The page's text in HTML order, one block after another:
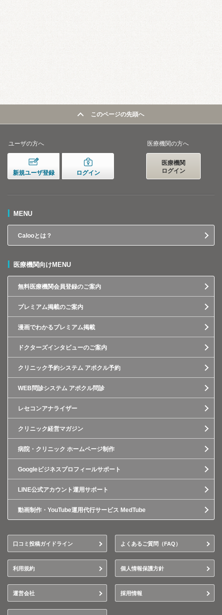
このページの先頭へ
ユーザの方へ
新規ユーザ登録 ログイン
医療機関の方へ
医療機関
ログイン
MENU
Calooとは？
医療機関向けMENU
無料医療機関会員登録のご案内
プレミアム掲載のご案内
漫画でわかるプレミアム掲載
ドクターズインタビューのご案内
クリニック予約システム アポクル予約
WEB問診システム アポクル問診
レセコンアナライザー
クリニック経営マガジン
病院・クリニック ホームページ制作
Googleビジネスプロフィールサポート
LINE公式アカウント運用サポート
動画制作・YouTube運用代行サービス MedTube
口コミ投稿ガイドライン よくあるご質問（FAQ）
利用規約 個人情報保護方針
運営会社 採用情報